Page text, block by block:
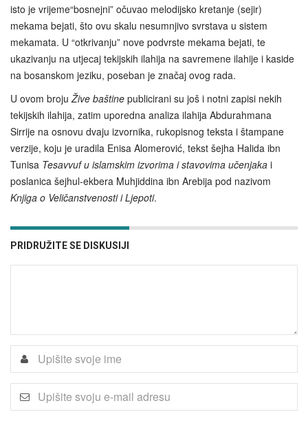
isto je vrijeme“bosnejni” očuvao melodijsko kretanje (sejir)
mekama bejati, što ovu skalu nesumnjivo svrstava u sistem
mekamata. U “otkrivanju” nove podvrste mekama bejati, te
ukazivanju na utjecaj tekijskih ilahija na savremene ilahije i kaside
na bosanskom jeziku, poseban je značaj ovog rada.
U ovom broju Žive baštine publicirani su još i notni zapisi nekih
tekijskih ilahija, zatim uporedna analiza ilahija Abdurahmana
Sirrije na osnovu dvaju izvornika, rukopisnog teksta i štampane
verzije, koju je uradila Enisa Alomerović, tekst šejha Halida ibn
Tunisa Tesavvuf u islamskim izvorima i stavovima učenjaka i
poslanica šejhul-ekbera Muhjiddina ibn Arebija pod nazivom
Knjiga o Veličanstvenosti i Ljepoti.
PRIDRUŽITE SE DISKUSIJI